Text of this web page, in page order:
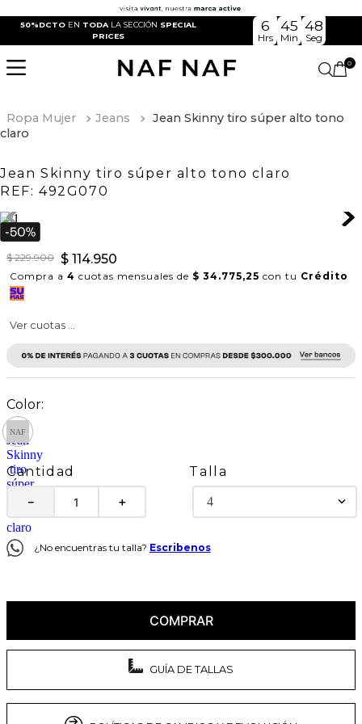
50%DCTO EN TODA LA SECCIÓN SPECIAL
PRICES
6
Hrs
45
Min
48
Seg
0
Ropa Mujer Jeans
Jean Skinny tiro súper alto tono
claro
Jean Skinny tiro súper alto tono claro
REF: 492G070
$ 229.900 $ 114.950
Compra a 4 cuotas mensuales de $ 34.775,25 con tu Crédito
Ver cuotas ...
Cantidad
＋
－
Talla
4
¿No encuentras tu talla? Escribenos
COMPRAR
GUÍA DE TALLAS